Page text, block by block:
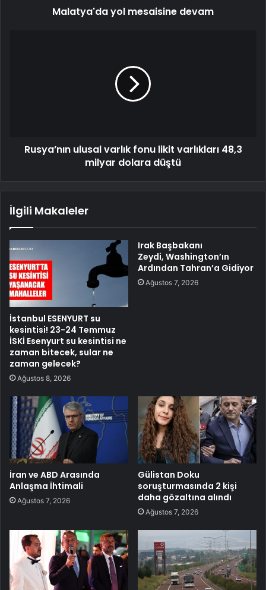
Malatya'da yol mesaisine devam
Rusya’nın ulusal varlık fonu likit varlıkları 48,3
milyar dolara düştü
İlgili Makaleler
İstanbul ESENYURT su
kesintisi! 23-24 Temmuz
İSKİ Esenyurt su kesintisi ne
zaman bitecek, sular ne
zaman gelecek?
Ağustos 8, 2026
Irak Başbakanı
Zeydi, Washington’ın
Ardından Tahran’a Gidiyor
Ağustos 7, 2026
İran ve ABD Arasında
Anlaşma İhtimali
Ağustos 7, 2026
Gülistan Doku
soruşturmasında 2 kişi
daha gözaltına alındı
Ağustos 7, 2026